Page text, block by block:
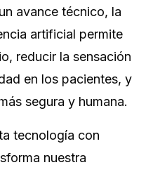
avance técnico, la
artificial permite
reducir la sensación
en los pacientes, y
segura y humana.
tecnología con
nuestra